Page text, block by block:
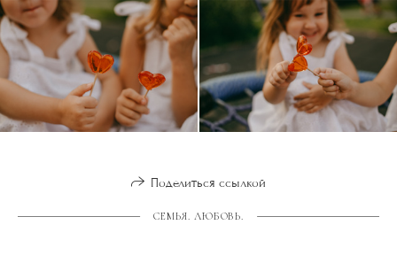
Поделиться ссылкой
СЕМЬЯ. ЛЮБОВЬ.